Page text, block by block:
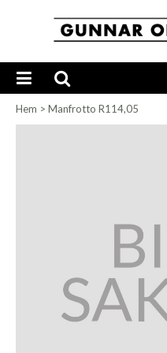
Hem > Manfrotto R114,05